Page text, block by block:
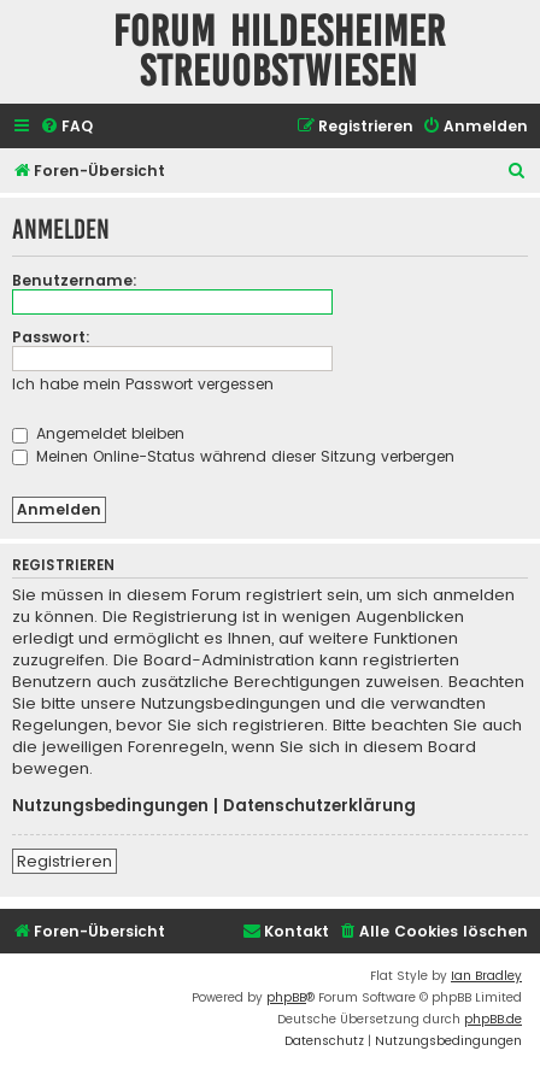
Forum Hildesheimer
Streuobstwiesen
FAQ Anmelden
Registrieren
Foren-Übersicht
h
Anmelden
Benutzername:
Passwort:
Ich habe mein Passwort vergessen
Angemeldet bleiben
Meinen Online-Status während dieser Sitzung verbergen
REGISTRIEREN
Sie müssen in diesem Forum registriert sein, um sich anmelden
zu können. Die Registrierung ist in wenigen Augenblicken
erledigt und ermöglicht es Ihnen, auf weitere Funktionen
zuzugreifen. Die Board-Administration kann registrierten
Benutzern auch zusätzliche Berechtigungen zuweisen. Beachten
Sie bitte unsere Nutzungsbedingungen und die verwandten
Regelungen, bevor Sie sich registrieren. Bitte beachten Sie auch
die jeweiligen Forenregeln, wenn Sie sich in diesem Board
bewegen.
Nutzungsbedingungen
Datenschutzerklärung
Registrieren
Foren-Übersicht Alle Cookies löschen
Kontakt
Flat Style by Ian Bradley
Powered by phpBB® Forum Software © phpBB Limited
Deutsche Übersetzung durch phpBB.de
Datenschutz | Nutzungsbedingungen